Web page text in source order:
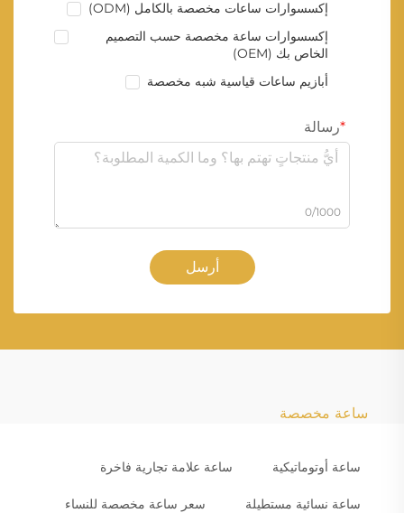
إكسسوارات ساعات مخصصة بالكامل (ODM)
إكسسوارات ساعة مخصصة حسب التصميم
الخاص بك (OEM)
أبازيم ساعات قياسية شبه مخصصة
رسالة
0/1000
أرسل
ساعة مخصصة
ساعة أوتوماتيكية ساعة علامة تجارية فاخرة
ساعة نسائية مستطيلة سعر ساعة مخصصة للنساء